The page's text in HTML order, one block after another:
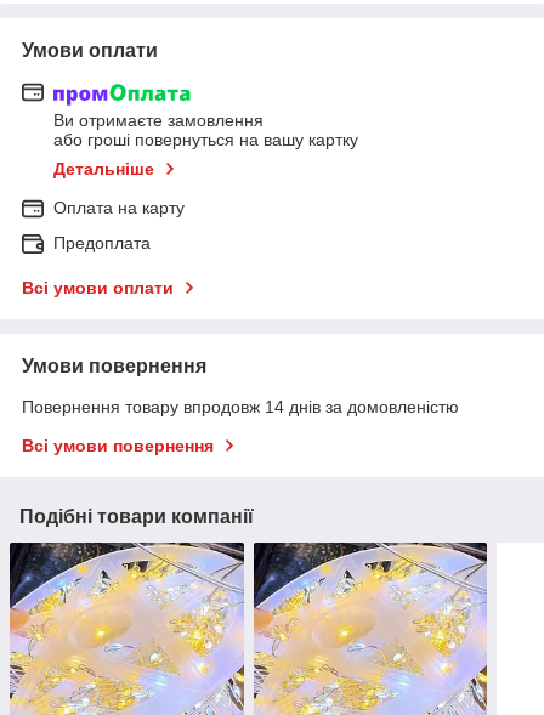
Умови оплати
Ви отримаєте замовлення
або гроші повернуться на вашу картку
Детальніше
Оплата на карту
Предоплата
Всі умови оплати
Умови повернення
Повернення товару впродовж 14 днів за домовленістю
Всі умови повернення
Подібні товари компанії